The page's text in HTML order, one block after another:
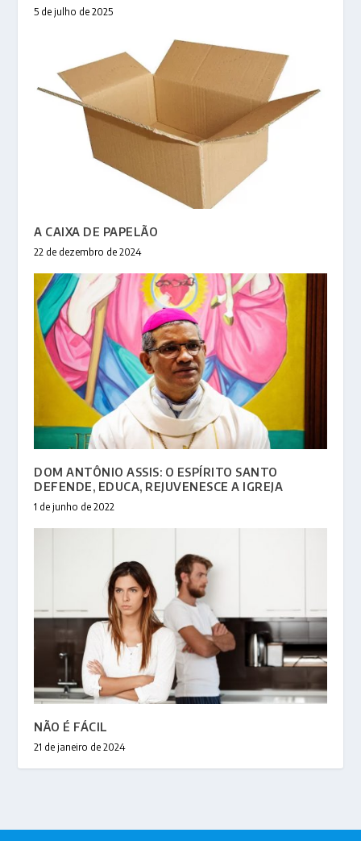
5 de julho de 2025
A CAIXA DE PAPELÃO
22 de dezembro de 2024
DOM ANTÔNIO ASSIS: O ESPÍRITO SANTO
DEFENDE, EDUCA, REJUVENESCE A IGREJA
1 de junho de 2022
NÃO É FÁCIL
21 de janeiro de 2024